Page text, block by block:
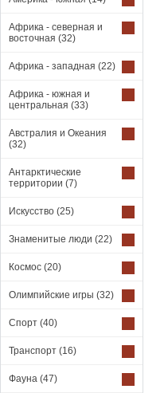
Африка - северная и
восточная (32)
Африка - западная (22)
Африка - южная и
центральная (33)
Австралия и Океания
(32)
Антарктические
территории (7)
Искусство (25)
Знаменитые люди (22)
Космос (20)
Олимпийские игры (32)
Спорт (40)
Транспорт (16)
Фауна (47)